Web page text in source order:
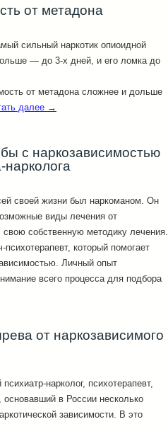
от метадона
сильный наркотик опиоидной
— до 3-х дней, и его ломка до
от метадона сложнее и дольше
далее →
с наркозависимостью
нарколога
своей жизни был наркоманом. Он
виды лечения от
собственную методику лечения.
который помогает
Личный опыт
всего процесса для подбора
от наркозависимого
нарколог, психотерапевт,
основавший в России несколько
зависимости. В это